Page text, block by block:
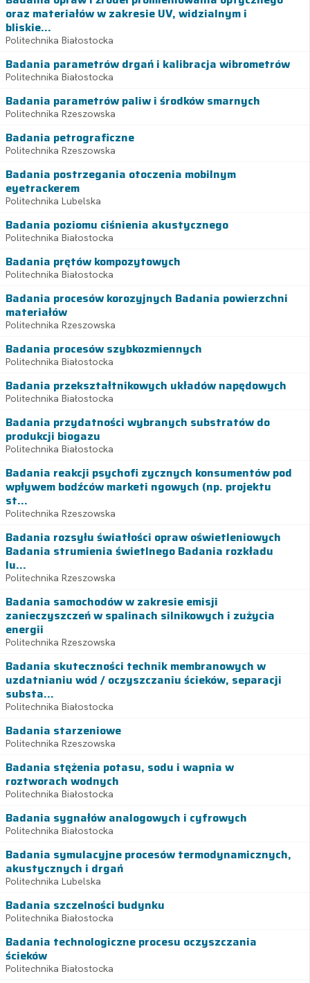
oraz materiałów w zakresie UV, widzialnym i
bliskie...
Politechnika Białostocka
Badania parametrów drgań i kalibracja wibrometrów
Politechnika Białostocka
Badania parametrów paliw i środków smarnych
Politechnika Rzeszowska
Badania petrograficzne
Politechnika Rzeszowska
Badania postrzegania otoczenia mobilnym
eyetrackerem
Politechnika Lubelska
Badania poziomu ciśnienia akustycznego
Politechnika Białostocka
Badania prętów kompozytowych
Politechnika Białostocka
Badania procesów korozyjnych Badania powierzchni
materiałów
Politechnika Rzeszowska
Badania procesów szybkozmiennych
Politechnika Białostocka
Badania przekształtnikowych układów napędowych
Politechnika Białostocka
Badania przydatności wybranych substratów do
produkcji biogazu
Politechnika Białostocka
Badania reakcji psychofi zycznych konsumentów pod
wpływem bodźców marketi ngowych (np. projektu
st...
Politechnika Rzeszowska
Badania rozsyłu światłości opraw oświetleniowych
Badania strumienia świetlnego Badania rozkładu
lu...
Politechnika Rzeszowska
Badania samochodów w zakresie emisji
zanieczyszczeń w spalinach silnikowych i zużycia
energii
Politechnika Rzeszowska
Badania skuteczności technik membranowych w
uzdatnianiu wód / oczyszczaniu ścieków, separacji
substa...
Politechnika Białostocka
Badania starzeniowe
Politechnika Rzeszowska
Badania stężenia potasu, sodu i wapnia w
roztworach wodnych
Politechnika Białostocka
Badania sygnałów analogowych i cyfrowych
Politechnika Białostocka
Badania symulacyjne procesów termodynamicznych,
akustycznych i drgań
Politechnika Lubelska
Badania szczelności budynku
Politechnika Białostocka
Badania technologiczne procesu oczyszczania
ścieków
Politechnika Białostocka